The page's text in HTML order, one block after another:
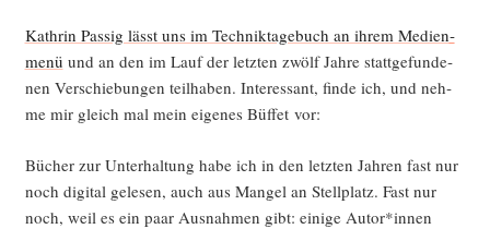
Kath­rin Pas­sig lässt uns im Tech­nik­ta­ge­buch an ihrem Medi­en­
me­nü und an den im Lauf der letz­ten zwölf Jah­re statt­ge­fun­de­
nen Ver­schie­bun­gen teil­ha­ben. Inter­es­sant, fin­de ich, und neh­
me mir gleich mal mein eige­nes Büf­fet vor:
Bücher zur Unter­hal­tung habe ich in den letz­ten Jah­ren fast nur
noch digi­tal gele­sen, auch aus Man­gel an Stell­platz. Fast nur
noch, weil es ein paar Aus­nah­men gibt: eini­ge Autor*innen